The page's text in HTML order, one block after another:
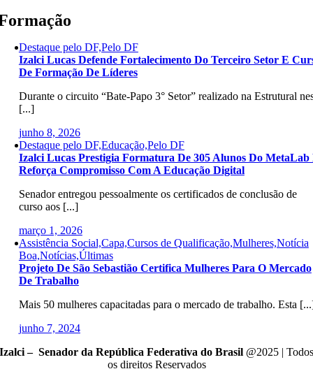
Destaque pelo DF,Pelo DF
Izalci Lucas Defende Fortalecimento Do Terceiro Setor E
De Formação De Líderes
Durante o circuito “Bate-Papo 3° Setor” realizado na Estrutural
[...]
junho 8, 2026
Destaque pelo DF,Educação,Pelo DF
Izalci Lucas Prestigia Formatura De 305 Alunos Do MetaLab
Reforça Compromisso Com A Educação Digital
Senador entregou pessoalmente os certificados de conclusão de
curso aos [...]
março 1, 2026
Assistência Social,Capa,Cursos de Qualificação,Mulheres,Notícia
Boa,Notícias,Últimas
Projeto De São Sebastião Certifica Mulheres Para O Mercado
De Trabalho
Mais 50 mulheres capacitadas para o mercado de trabalho. Esta
junho 7, 2024
Izalci – Senador da República Federativa do Brasil @2025 | Todos
os direitos Reservados